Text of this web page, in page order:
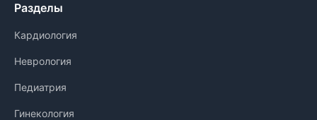
Разделы
Кардиология
Неврология
Педиатрия
Гинекология